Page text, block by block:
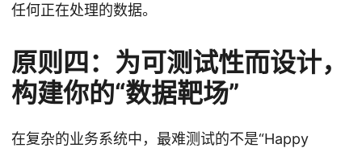
任何正在处理的数据。
原则四：为可测试性而设计，
构建你的“数据靶场”
在复杂的业务系统中，最难测试的不是“Happy